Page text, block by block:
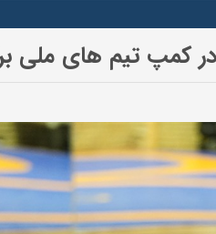
کمپ تیم های ملی